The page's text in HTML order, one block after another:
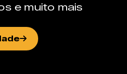
e muito mais